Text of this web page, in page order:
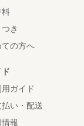
料
き
ての方へ
ド
用ガイド
払い・配送
情報